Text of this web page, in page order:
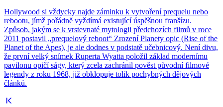
Hollywood si vždycky najde záminku k vytvoření prequelu nebo
rebootu, jímž pořádně vyždímá existující úspěšnou franšízu.
Způsob, jakým se k vrstevnaté mytologii předchozích filmů v roce
2011 postavil „prequelový reboot“ Zrození Planety opic (Rise of the
Planet of the Apes), je ale dodnes v podstatě učebnicový. Není divu,
že první velký snímek Ruperta Wyatta položil základ modernímu
pavilonu opičí ságy, který zcela zachránil pověst původní filmové
legendy z roku 1968, již obklopuje tolik pochybných dějových
článků.